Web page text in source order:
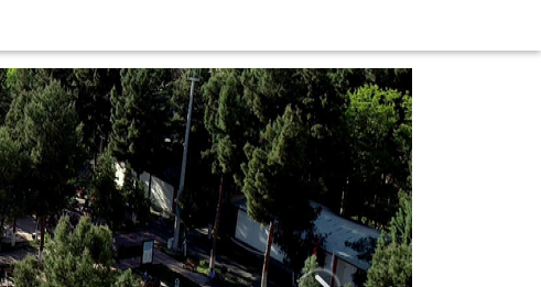
Doküman
Yönetim Dokümanları
Formlar
İş Akışları